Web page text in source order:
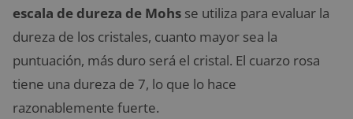
escala de dureza de Mohs se utiliza para evaluar la
dureza de los cristales, cuanto mayor sea la
puntuación, más duro será el cristal. El cuarzo rosa
tiene una dureza de 7, lo que lo hace
razonablemente fuerte.